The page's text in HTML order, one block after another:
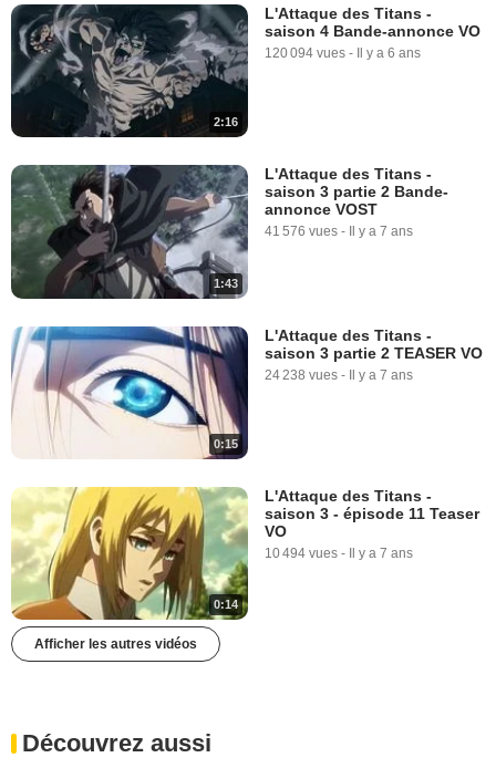
2:16
L'Attaque des Titans -
saison 4 Bande-annonce VO
120 094 vues - Il y a 6 ans
1:43
L'Attaque des Titans -
saison 3 partie 2 Bande-
annonce VOST
41 576 vues - Il y a 7 ans
0:15
L'Attaque des Titans -
saison 3 partie 2 TEASER VO
24 238 vues - Il y a 7 ans
0:14
L'Attaque des Titans -
saison 3 - épisode 11 Teaser
VO
10 494 vues - Il y a 7 ans
Afficher les autres vidéos
Découvrez aussi